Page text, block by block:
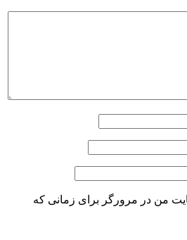
من در مرورگر برای زمانی که